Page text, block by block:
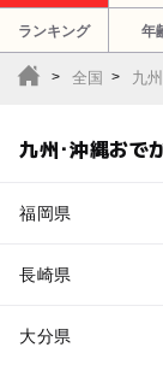
ランキング 年
全国 九
九州･沖縄おで
福岡県
長崎県
大分県